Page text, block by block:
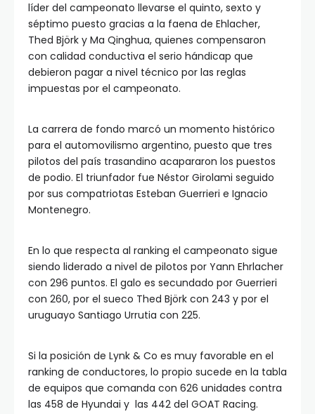
líder del campeonato llevarse el quinto, sexto y
séptimo puesto gracias a la faena de Ehlacher,
Thed Björk y Ma Qinghua, quienes compensaron
con calidad conductiva el serio hándicap que
debieron pagar a nivel técnico por las reglas
impuestas por el campeonato.
La carrera de fondo marcó un momento histórico
para el automovilismo argentino, puesto que tres
pilotos del país trasandino acapararon los puestos
de podio. El triunfador fue Néstor Girolami seguido
por sus compatriotas Esteban Guerrieri e Ignacio
Montenegro.
En lo que respecta al ranking el campeonato sigue
siendo liderado a nivel de pilotos por Yann Ehrlacher
con 296 puntos. El galo es secundado por Guerrieri
con 260, por el sueco Thed Björk con 243 y por el
uruguayo Santiago Urrutia con 225.
Si la posición de Lynk & Co es muy favorable en el
ranking de conductores, lo propio sucede en la tabla
de equipos que comanda con 626 unidades contra
las 458 de Hyundai y las 442 del GOAT Racing.